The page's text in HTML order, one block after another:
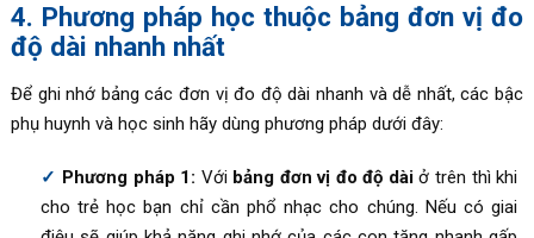
4. Phương pháp học thuộc bảng đơn vị đo
độ dài nhanh nhất
Để ghi nhớ bảng các đơn vị đo độ dài nhanh và dễ nhất, các bậc
phụ huynh và học sinh hãy dùng phương pháp dưới đây:
Phương pháp 1: Với bảng đơn vị đo độ dàiở trên thì khi
cho trẻ học bạn chỉ cần phổ nhạc cho chúng. Nếu có giai